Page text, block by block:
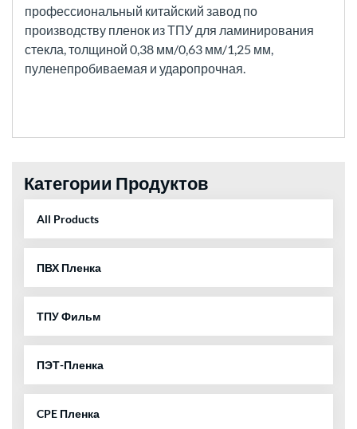
профессиональный китайский завод по
производству пленок из ТПУ для ламинирования
стекла, толщиной 0,38 мм/0,63 мм/1,25 мм,
пуленепробиваемая и ударопрочная.
Категории Продуктов
All Products
ПВХ Пленка
ТПУ Фильм
ПЭТ-Пленка
CPE Пленка